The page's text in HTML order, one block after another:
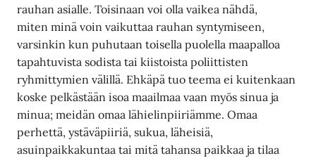
rauhan asialle. Toisinaan voi olla vaikea nähdä,
miten minä voin vaikuttaa rauhan syntymiseen,
varsinkin kun puhutaan toisella puolella maapalloa
tapahtuvista sodista tai kiistoista poliittisten
ryhmittymien välillä. Ehkäpä tuo teema ei kuitenkaan
koske pelkästään isoa maailmaa vaan myös sinua ja
minua; meidän omaa lähielinpiiriämme. Omaa
perhettä, ystäväpiiriä, sukua, läheisiä,
asuinpaikkakuntaa tai mitä tahansa paikkaa ja tilaa